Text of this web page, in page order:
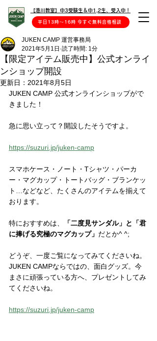
平日13時〜16時 今すぐ無料合格相談
【港川教室】中3受験生＆中1,2生、受入中！
【限定アイテム販売中】公式オンライ
ンショップ開設
JUKEN CAMP 運営事務局
2021年5月1日 読了時間: 1分
更新日： 2021年8月5日
JUKEN CAMP 公式オンラインショップがで
きました！
急に思い立って？開設したそうですよ。
https://suzuri.jp/juken-camp
スマホケース・ノート・Tシャツ・パーカ
ー・マグカップ・トートバッグ・ブランケッ
ト…などなど、たくさんのアイテムを揃えて
おります。
特におすすめは、
「二度見サンダル」と「君
に捧げる究極のマグカップ」 だとか^ ^;
どうぞ、一度ご覧になってみてくださいね。
JUKEN CAMPならではの、面白グッズ。今
まさに頑張っている方へ、プレゼントしてみ
てくださいね。
https://suzuri.jp/juken-camp